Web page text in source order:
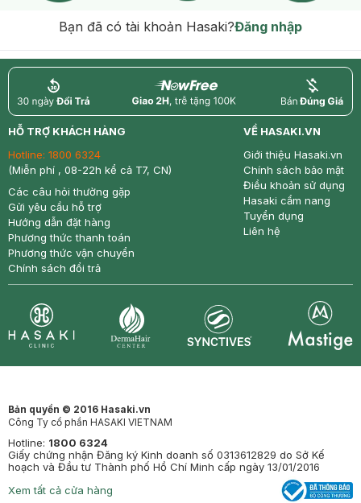
Bạn đã có tài khoản Hasaki?Đăng nhập
return nowfree price
HỖ TRỢ KHÁCH HÀNG
Hotline: 1800 6324
(Miễn phí , 08-22h kể cả T7, CN)
Các câu hỏi thường gặp
Gửi yêu cầu hỗ trợ
Hướng dẫn đặt hàng
Phương thức thanh toán
Phương thức vận chuyển
Chính sách đổi trả
VỀ HASAKI.VN
Giới thiệu Hasaki.vn
Chính sách bảo mật
Điều khoản sử dụng
Hasaki cẩm nang
Tuyển dụng
Liên hệ
Bản quyền © 2016 Hasaki.vn
Công Ty cổ phần HASAKI VIETNAM
Hotline: 1800 6324
Giấy chứng nhận Đăng ký Kinh doanh số 0313612829 do Sở Kế
hoạch và Đầu tư Thành phố Hồ Chí Minh cấp ngày 13/01/2016
Xem tất cả cửa hàng